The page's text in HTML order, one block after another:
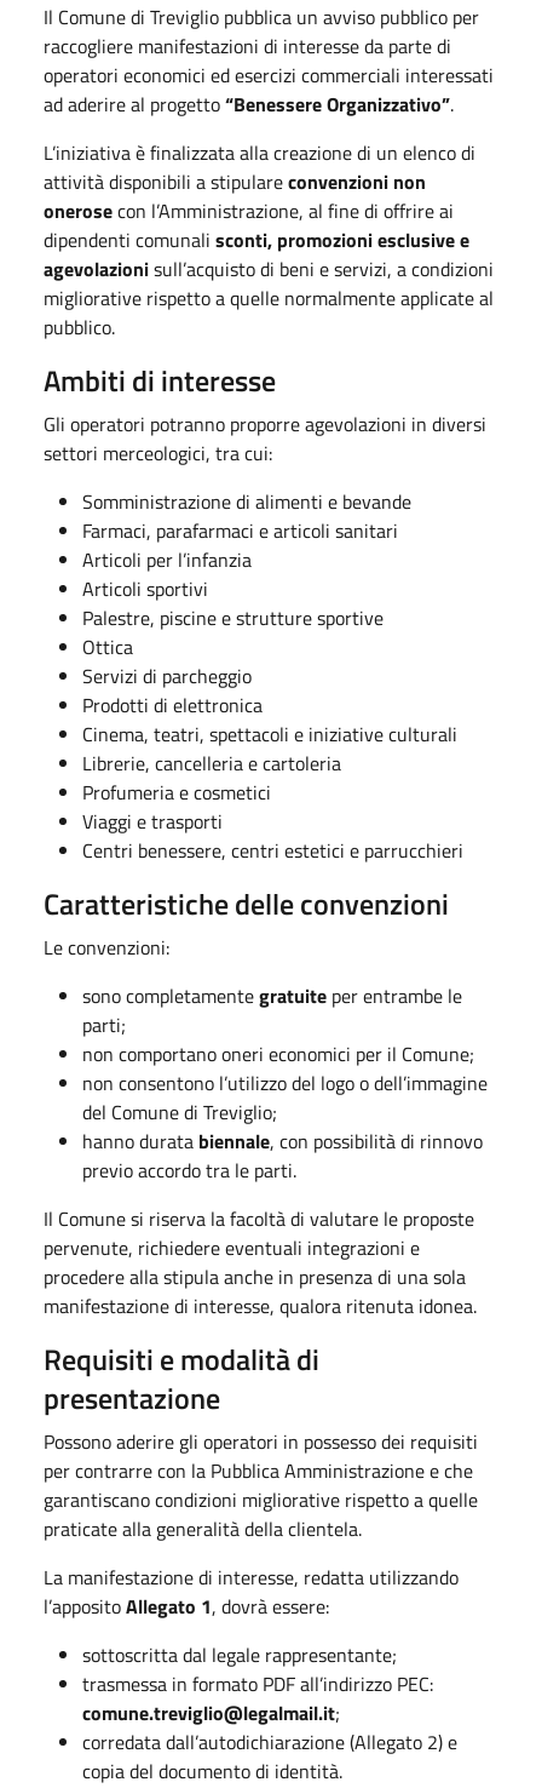
Il Comune di Treviglio pubblica un avviso pubblico per
raccogliere manifestazioni di interesse da parte di
operatori economici ed esercizi commerciali interessati
ad aderire al progetto“Benessere Organizzativo”.
L’iniziativa è finalizzata alla creazione di un elenco di
attività disponibili a stipulareconvenzioni non
onerosecon l’Amministrazione, al fine di offrire ai
dipendenti comunali sconti, promozioni esclusive e
agevolazionisull’acquisto di beni e servizi, a condizioni
migliorative rispetto a quelle normalmente applicate al
pubblico.
Ambiti di interesse
Gli operatori potranno proporre agevolazioni in diversi
settori merceologici, tra cui:
Somministrazione di alimenti e bevande
Farmaci, parafarmaci e articoli sanitari
Articoli per l’infanzia
Articoli sportivi
Palestre, piscine e strutture sportive
Ottica
Servizi di parcheggio
Prodotti di elettronica
Cinema, teatri, spettacoli e iniziative culturali
Librerie, cancelleria e cartoleria
Profumeria e cosmetici
Viaggi e trasporti
Centri benessere, centri estetici e parrucchieri
Caratteristiche delle convenzioni
Le convenzioni:
sono completamentegratuite per entrambe le
parti;
non comportano oneri economici per il Comune;
non consentono l’utilizzo del logo o dell’immagine
del Comune di Treviglio;
hanno durata biennale, con possibilità di rinnovo
previo accordo tra le parti.
Il Comune si riserva la facoltà di valutare le proposte
pervenute, richiedere eventuali integrazioni e
procedere alla stipula anche in presenza di una sola
manifestazione di interesse, qualora ritenuta idonea.
Requisiti e modalità di
presentazione
Possono aderire gli operatori in possesso dei requisiti
per contrarre con la Pubblica Amministrazione e che
garantiscano condizioni migliorative rispetto a quelle
praticate alla generalità della clientela.
La manifestazione di interesse, redatta utilizzando
l’appositoAllegato 1, dovrà essere:
sottoscritta dal legale rappresentante;
trasmessa in formato PDF all’indirizzo PEC:
comune.treviglio@legalmail.it;
corredata dall’autodichiarazione (Allegato 2) e
copia del documento di identità.